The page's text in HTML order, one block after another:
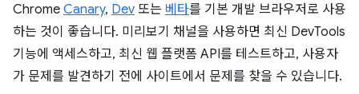
Chrome Canary, Dev 또는 베타를 기본 개발 브라우저로 사용
하는 것이 좋습니다. 미리보기 채널을 사용하면 최신 DevTools
기능에 액세스하고, 최신 웹 플랫폼 API를 테스트하고, 사용자
가 문제를 발견하기 전에 사이트에서 문제를 찾을 수 있습니다.